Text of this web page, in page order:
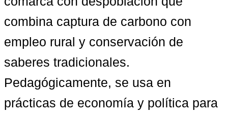
combina captura de carbono con
empleo rural y conservación de
saberes tradicionales.
Pedagógicamente, se usa en
prácticas de economía y política para